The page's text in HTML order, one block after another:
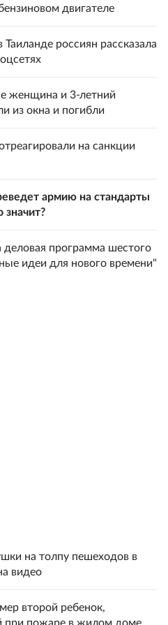
двигателе
россиян рассказала
женщина и 3-летний
из окна и погибли
на санкции
армию на стандарты
деловая программа шестого
идеи для нового времени"
на толпу пешеходов в
видео
второй ребенок,